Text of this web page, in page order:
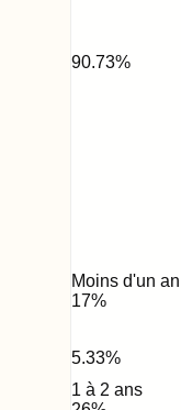
90.73%
Moins d'un an
17%
5.33%
1 à 2 ans